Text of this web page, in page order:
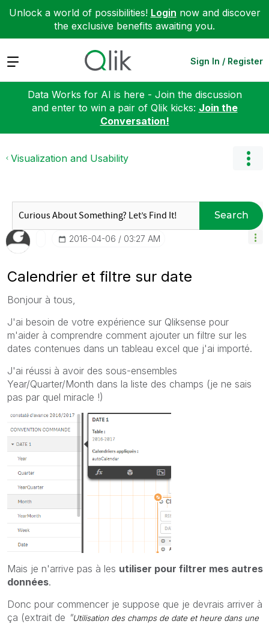
Unlock a world of possibilities! Login now and discover
the exclusive benefits awaiting you.
Expand Sign In / Register
Data Works for AI is here - Join the discussion
and enter to win a pair of Qlik kicks: Join the
Conversation!
Visualization and Usability
Search
‎2016-04-06 03:27 AM
Calendrier et filtre sur date
Bonjour à tous,
J'ai besoin de votre expérience sur Qliksense pour
m'aider à comprendre comment ajouter un filtre sur les
dates contenues dans un tableau excel que j'ai importé.
J'ai réussi à avoir des sous-ensembles
Year/Quarter/Month dans la liste des champs (je ne sais
pas par quel miracle !)
Mais je n'arrive pas à les utiliser pour filtrer mes autres
données.
Donc pour commencer je suppose que je devrais arriver à
ça (extrait de "Utilisation des champs de date et heure dans une